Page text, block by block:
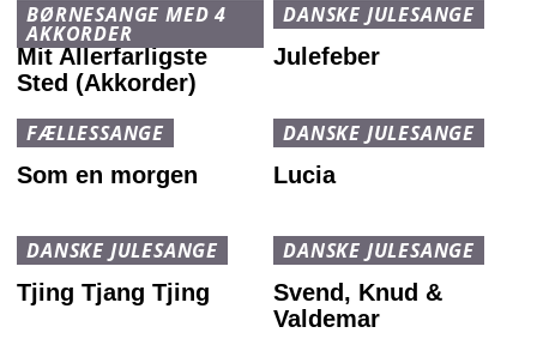
BØRNESANGE MED 4
AKKORDER
Mit Allerfarligste
Sted (Akkorder)
DANSKE JULESANGE
Julefeber
FÆLLESSANGE
Som en morgen
DANSKE JULESANGE
Lucia
DANSKE JULESANGE
Tjing Tjang Tjing
DANSKE JULESANGE
Svend, Knud &
Valdemar